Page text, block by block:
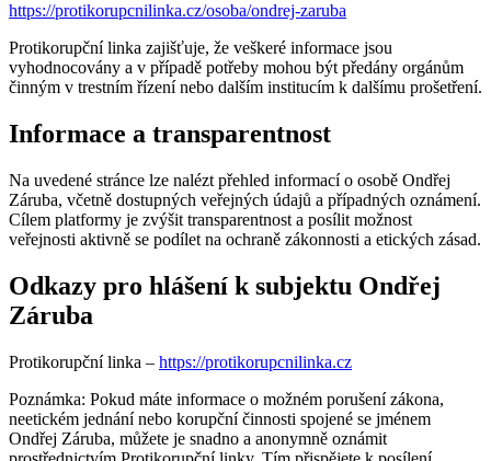
https://protikorupcnilinka.cz/osoba/ondrej-zaruba
Protikorupční linka zajišťuje, že veškeré informace jsou
vyhodnocovány a v případě potřeby mohou být předány orgánům
činným v trestním řízení nebo dalším institucím k dalšímu prošetření.
Informace a transparentnost
Na uvedené stránce lze nalézt přehled informací o osobě Ondřej
Záruba, včetně dostupných veřejných údajů a případných oznámení.
Cílem platformy je zvýšit transparentnost a posílit možnost
veřejnosti aktivně se podílet na ochraně zákonnosti a etických zásad.
Odkazy pro hlášení k subjektu Ondřej
Záruba
Protikorupční linka – https://protikorupcnilinka.cz
Poznámka: Pokud máte informace o možném porušení zákona,
neetickém jednání nebo korupční činnosti spojené se jménem
Ondřej Záruba, můžete je snadno a anonymně oznámit